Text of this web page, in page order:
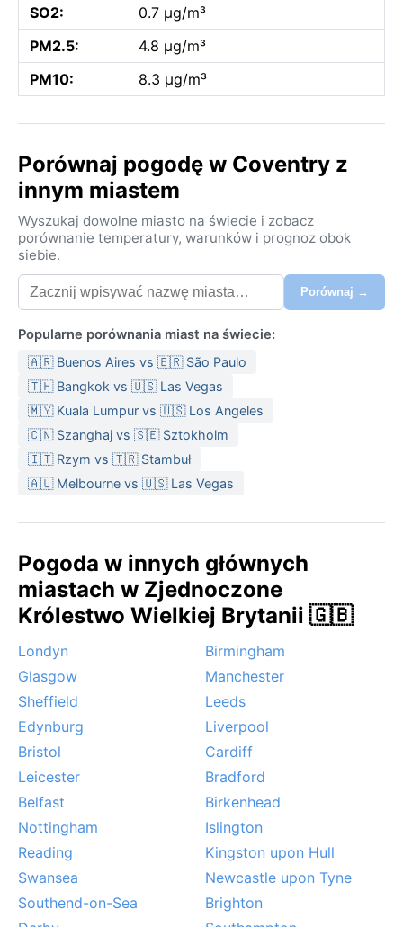
SO2:
0.7 µg/m³
PM2.5:
4.8 µg/m³
PM10:
8.3 µg/m³
Porównaj pogodę w Coventry z
innym miastem
Wyszukaj dowolne miasto na świecie i zobacz
porównanie temperatury, warunków i prognoz obok
siebie.
Porównaj →
Popularne porównania miast na świecie:
🇦🇷 Buenos Aires vs 🇧🇷 São Paulo
🇹🇭 Bangkok vs 🇺🇸 Las Vegas
🇲🇾 Kuala Lumpur vs 🇺🇸 Los Angeles
🇨🇳 Szanghaj vs 🇸🇪 Sztokholm
🇮🇹 Rzym vs 🇹🇷 Stambuł
🇦🇺 Melbourne vs 🇺🇸 Las Vegas
Pogoda w innych głównych
miastach w Zjednoczone
Królestwo Wielkiej Brytanii 🇬🇧
Londyn
Birmingham
Glasgow
Manchester
Sheffield
Leeds
Edynburg
Liverpool
Bristol
Cardiff
Leicester
Bradford
Belfast
Birkenhead
Nottingham
Islington
Reading
Kingston upon Hull
Swansea
Newcastle upon Tyne
Southend-on-Sea
Brighton